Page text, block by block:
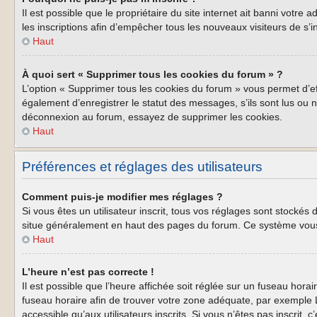
Il est possible que le propriétaire du site internet ait banni votre
les inscriptions afin d’empêcher tous les nouveaux visiteurs de
Haut
À quoi sert « Supprimer tous les cookies du forum » ?
L’option « Supprimer tous les cookies du forum » vous permet
également d’enregistrer le statut des messages, s’ils sont lus
déconnexion au forum, essayez de supprimer les cookies.
Haut
Préférences et réglages des utilisateurs
Comment puis-je modifier mes réglages ?
Si vous êtes un utilisateur inscrit, tous vos réglages sont
situe généralement en haut des pages du forum. Ce système
Haut
L’heure n’est pas correcte !
Il est possible que l’heure affichée soit réglée sur un fuseau
fuseau horaire afin de trouver votre zone adéquate, par
accessible qu’aux utilisateurs inscrits. Si vous n’êtes pas inscrit,